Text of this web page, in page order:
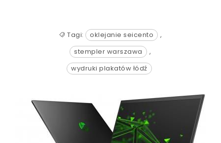
Tagi: oklejanie seicento
,
stempler warszawa
,
wydruki plakatów łódź